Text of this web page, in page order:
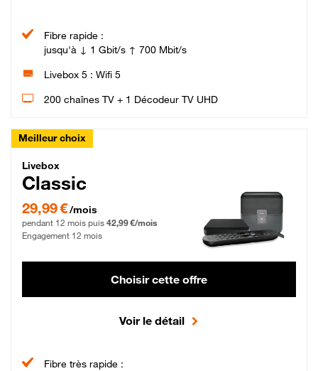
Fibre rapide :
jusqu'à ↓ 1 Gbit/s ↑ 700 Mbit/s
Livebox 5 : Wifi 5
200 chaînes TV + 1 Décodeur TV UHD
Meilleur choix
Livebox Classic Fibre
Livebox
Classic
29,99 € par mois pendant 12 mois puis 42,99 € par mois, Engagement 12 mois
29,99 €/mois
pendant 12 mois puis 42,99 €/mois
Engagement 12 mois
Choisir cette offre
Voir le détail
Fibre très rapide :